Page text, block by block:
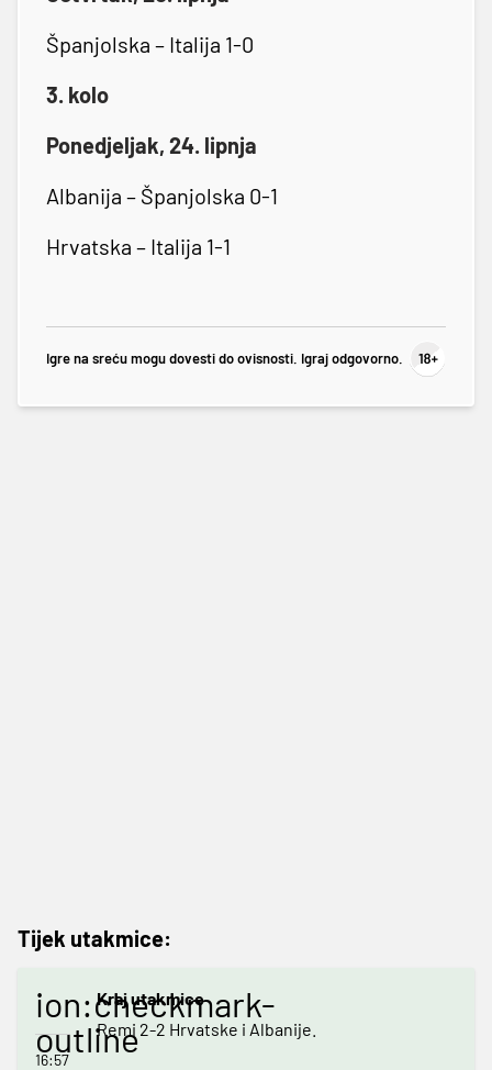
Španjolska – Italija 1-0
3. kolo
Ponedjeljak, 24. lipnja
Albanija – Španjolska 0-1
Hrvatska – Italija 1-1
Igre na sreću mogu dovesti do ovisnosti. Igraj odgovorno.
Tijek utakmice:
ion:checkmark-
outline
16:57
Kraj utakmice
Remi 2-2 Hrvatske i Albanije.